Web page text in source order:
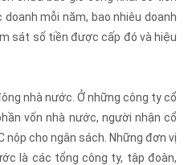
mỗi năm, bao nhiêu doanh
sát số tiền được cấp đó và hiệu
nhà nước. Ở những công ty cổ
vốn nhà nước, người nhận cổ
nộp cho ngân sách. Những đơn vị
là các tổng công ty, tập đoàn,